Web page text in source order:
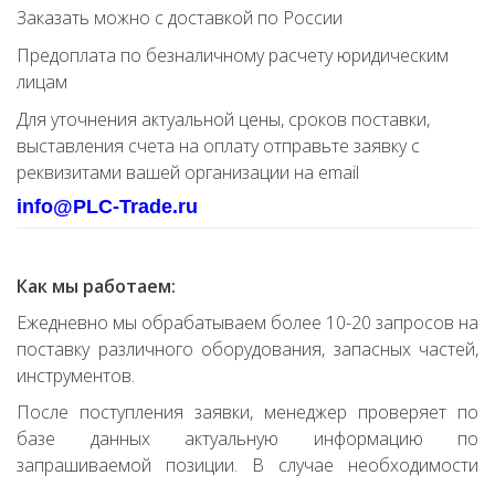
Заказать можно с доставкой по России
Предоплата по безналичному расчету юридическим
лицам
Для уточнения актуальной цены, сроков поставки,
выставления счета на оплату отправьте заявку с
реквизитами вашей организации на email
info@PLC-Trade.ru
Как мы работаем:
Ежедневно мы обрабатываем более 10-20 запросов на
поставку различного оборудования, запасных частей,
инструментов.
После поступления заявки, менеджер проверяет по
базе данных актуальную информацию по
запрашиваемой позиции. В случае необходимости